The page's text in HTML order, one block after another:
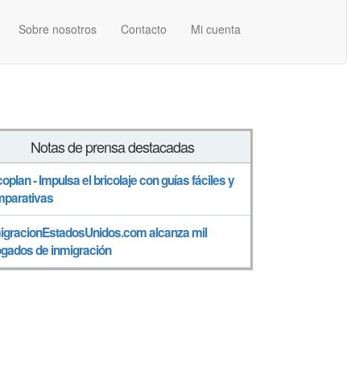
Sobre nosotros Contacto Mi cuenta
Notas de prensa destacadas
- Impulsa el bricolaje con guías fáciles y
alcanza mil
de inmigración